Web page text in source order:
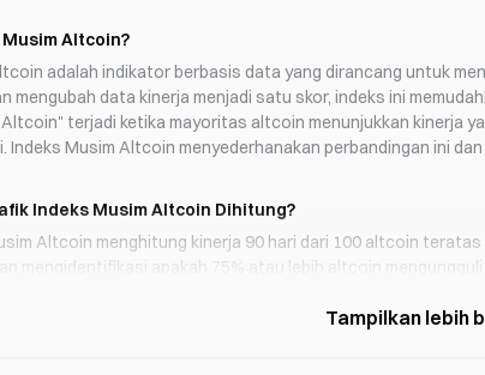
Altcoin?
adalah indikator berbasis data yang dirancang untuk
mengubah data kinerja menjadi satu skor, indeks ini
terjadi ketika mayoritas altcoin menunjukkan kinerja
Indeks Musim Altcoin menyederhanakan perbandingan ini
Indeks Musim Altcoin Dihitung?
Altcoin menghitung kinerja 90 hari dari 100 altcoin
mengidentifikasi apakah 75% atau lebih altcoin mengungguli
teratas berdasarkan kap. pasar (tidak termasuk stablecoin